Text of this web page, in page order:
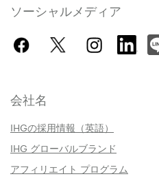
ソーシャルメディア
会社名
IHGの採用情報（英語）
IHG グローバルブランド
アフィリエイト プログラム